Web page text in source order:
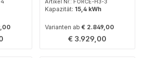
Artikel Nr.: FORCE-H3-3
Kapazität: 15,4 kWh
Varianten ab € 2.849,00
Regulärer Preis:
€ 3.929,00